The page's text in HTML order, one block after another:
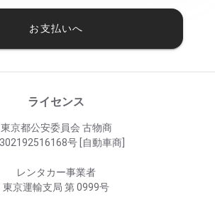
お支払いへ
ライセンス
東京都公安委員会 古物商
号 [自動車商]
レンタカー事業者
東京運輸支局 第 0999号